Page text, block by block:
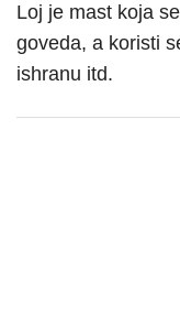
Loj je mast koja
goveda, a koristi
ishranu itd.